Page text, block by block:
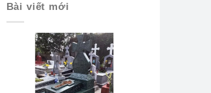
Bài viết mới